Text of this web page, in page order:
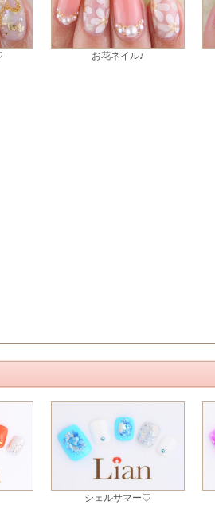
お花ネイル♪
シェルサマー♡